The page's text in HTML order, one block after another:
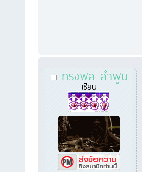
ทรงพล ลำพูน
เซียน